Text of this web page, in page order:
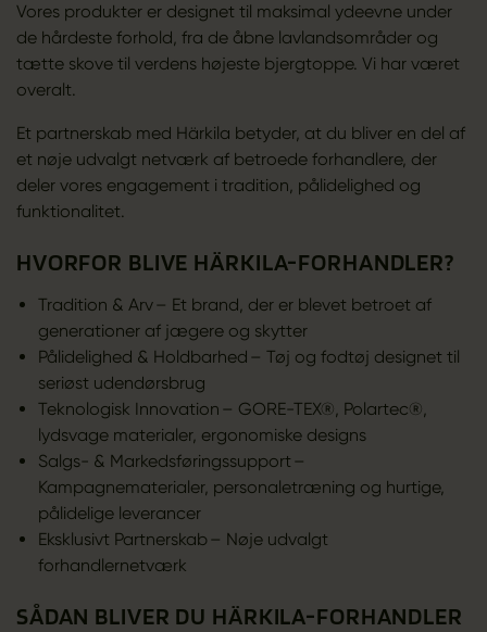
Vores produkter er designet til maksimal ydeevne under
de hårdeste forhold, fra de åbne lavlandsområder og
tætte skove til verdens højeste bjergtoppe. Vi har været
overalt.
Et partnerskab med Härkila betyder, at du bliver en del af
et nøje udvalgt netværk af betroede forhandlere, der
deler vores engagement i tradition, pålidelighed og
funktionalitet.
HVORFOR BLIVE HÄRKILA-FORHANDLER?
Tradition & Arv – Et brand, der er blevet betroet af
generationer af jægere og skytter
Pålidelighed & Holdbarhed – Tøj og fodtøj designet til
seriøst udendørsbrug
Teknologisk Innovation – GORE-TEX®, Polartec®,
lydsvage materialer, ergonomiske designs
Salgs- & Markedsføringssupport –
Kampagnematerialer, personaletræning og hurtige,
pålidelige leverancer
Eksklusivt Partnerskab – Nøje udvalgt
forhandlernetværk
SÅDAN BLIVER DU HÄRKILA-FORHANDLER